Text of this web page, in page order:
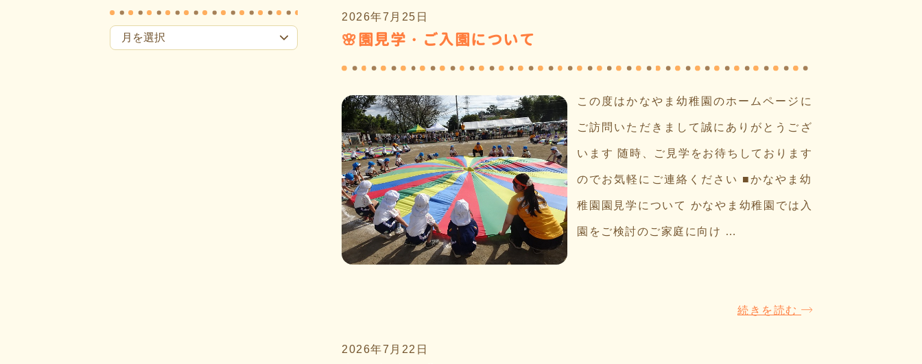
2026年7月25日
🌸園見学・ご入園について
この度はかなやま幼稚園のホームページに
ご訪問いただきまして誠にありがとうござ
います 随時、ご見学をお待ちしております
のでお気軽にご連絡ください ■かなやま幼
稚園園見学について かなやま幼稚園では入
園をご検討のご家庭に向け …
続きを読む
2026年7月22日